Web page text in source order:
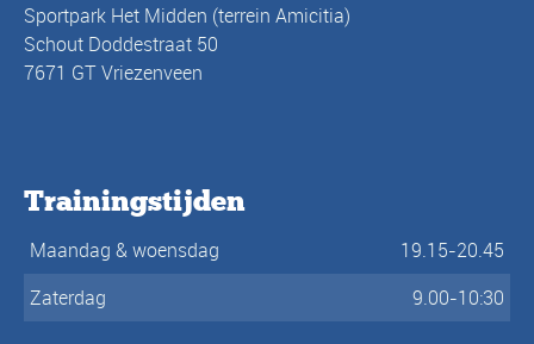
Sportpark Het Midden (terrein Amicitia)
Schout Doddestraat 50
7671 GT Vriezenveen
Trainingstijden
Maandag & woensdag
19.15-20.45
Zaterdag
9.00-10:30